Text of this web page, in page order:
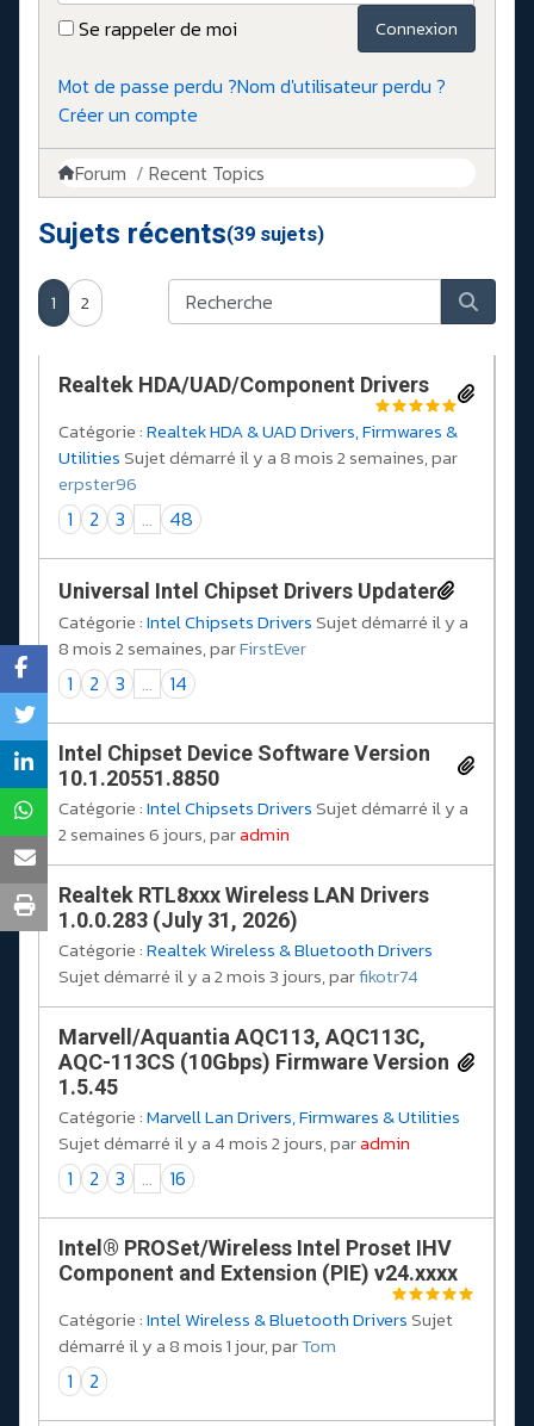
Se rappeler de moi
Connexion
Mot de passe perdu ?Nom d'utilisateur perdu ?
Créer un compte
Forum Recent Topics
Sujets récents(39 sujets)
1 2
Realtek HDA/UAD/Component Drivers
Catégorie :Realtek HDA & UAD Drivers, Firmwares &
UtilitiesSujet démarré il y a 8 mois 2 semaines, par
erpster96
1 2 3 ... 48
Universal Intel Chipset Drivers Updater​
Catégorie :Intel Chipsets DriversSujet démarré il y a
8 mois 2 semaines, parFirstEver
1 2 3 ... 14
Intel Chipset Device Software Version
10.1.20551.8850
Catégorie :Intel Chipsets DriversSujet démarré il y a
2 semaines 6 jours, paradmin
Realtek RTL8xxx Wireless LAN Drivers
1.0.0.283 (July 31, 2026)
Catégorie :Realtek Wireless & Bluetooth Drivers
Sujet démarré il y a 2 mois 3 jours, parfikotr74
Marvell/Aquantia AQC113, AQC113C,
AQC-113CS (10Gbps) Firmware Version
1.5.45
Catégorie :Marvell Lan Drivers, Firmwares & Utilities
Sujet démarré il y a 4 mois 2 jours, paradmin
1 2 3 ... 16
Intel® PROSet/Wireless Intel Proset IHV
Component and Extension (PIE) v24.xxxx
Catégorie :Intel Wireless & Bluetooth DriversSujet
démarré il y a 8 mois 1 jour, parTom
1 2